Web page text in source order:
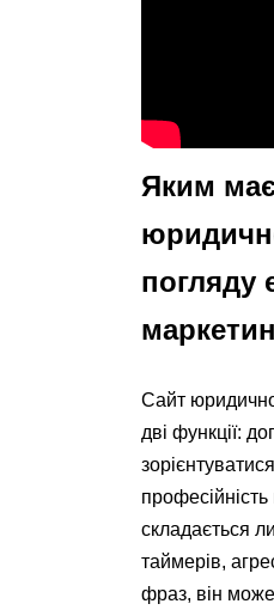
Яким
погляду
Сайт
дві функції:
складається
таймерів,
фраз, він